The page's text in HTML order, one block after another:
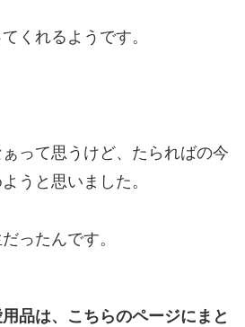
くれるようです。
って思うけど、たらればの今
うと思いました。
ったんです。
品は、こちらのページにまと